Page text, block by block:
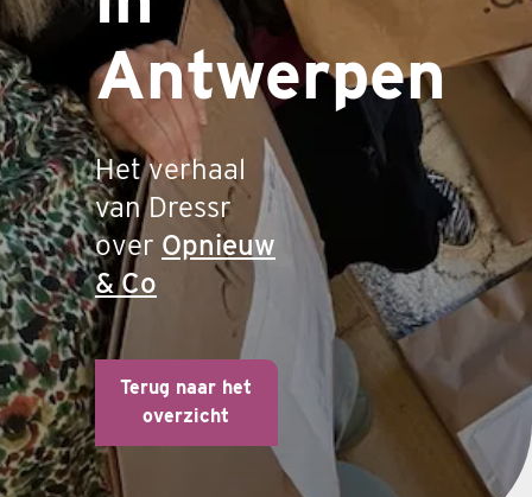
Antwerpen
Het verhaal
van Dressr
over Opnieuw
& Co
Terug naar het
overzicht